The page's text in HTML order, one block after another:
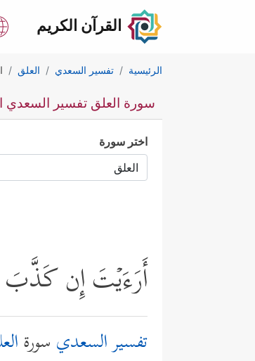
القرآن الكريم
الرئيسية تفسير السعدي العلق
سورة العلق تفسير السعدي
اختر سورة
أَرَءَیۡتَ إِن كَذَّبَ
تفسير السعدي سورة